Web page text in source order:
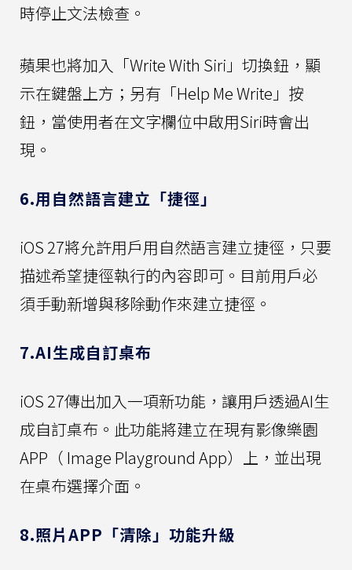
時停止文法檢查。
蘋果也將加入「Write With Siri」切換鈕，顯
示在鍵盤上方；另有「Help Me Write」按
鈕，當使用者在文字欄位中啟用Siri時會出
現。
6.用自然語言建立「捷徑」
iOS 27將允許用戶用自然語言建立捷徑，只要
描述希望捷徑執行的內容即可。目前用戶必
須手動新增與移除動作來建立捷徑。
7.AI生成自訂桌布
iOS 27傳出加入一項新功能，讓用戶透過AI生
成自訂桌布。此功能將建立在現有影像樂園
APP（ Image Playground App）上，並出現
在桌布選擇介面。
8.照片APP「清除」功能升級